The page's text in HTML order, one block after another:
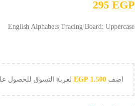
295EGP
English Alphabets Tracing Board: Uppercase
اضف 1.500
EGPلعربة التسوق للحصول